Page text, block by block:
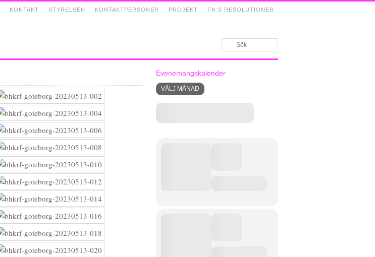
FN:S RESOLUTIONER
PROJEKT
KONTAKTPERSONER
STYRELSEN
KONTAKT
Evenemangskalender
VÄLJ MÅNAD